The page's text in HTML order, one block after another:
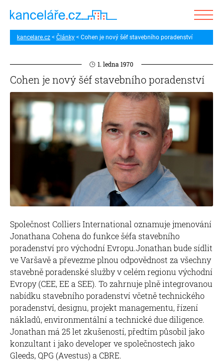
kancelare.cz Články Cohen je nový šéf stavebního poradenství
1. ledna 1970
Cohen je nový šéf stavebního poradenství
Společnost Colliers International oznamuje jmenování
Jonathana Cohena do funkce šéfa stavebního
poradenství pro východní Evropu.Jonathan bude sídlit
ve Varšavě a převezme plnou odpovědnost za všechny
stavebně poradenské služby v celém regionu východní
Evropy (CEE, EE a SEE). To zahrnuje plně integrovanou
nabídku stavebního poradenství včetně technického
poradenství, designu, projekt managementu, řízení
nákladů, environmentální a technické due diligence.
Jonathan má 25 let zkušeností, předtím působil jako
konzultant i jako developer ve společnostech jako
Gleeds, QPG (Avestus) a CBRE.